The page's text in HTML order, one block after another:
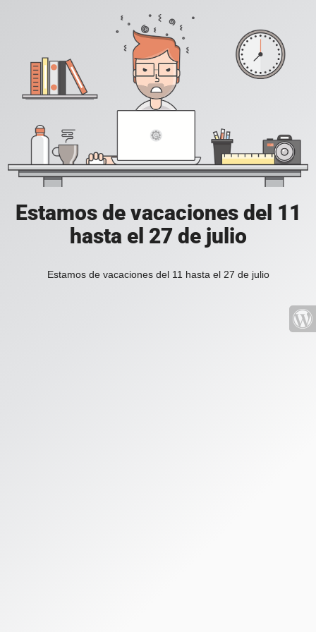
Estamos de vacaciones del 11
hasta el 27 de julio
Estamos de vacaciones del 11 hasta el 27 de julio